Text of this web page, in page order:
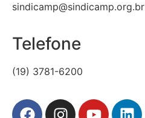
sindicamp@sindicamp.org.br
Telefone
(19) 3781-6200